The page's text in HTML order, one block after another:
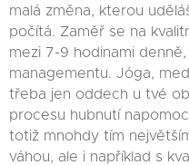
malá změna, kterou
počítá. Zaměř se na
mezi 7-9 hodinami
managementu. Jóga,
třeba jen oddech u tvé
procesu hubnutí
totiž mnohdy tím
váhou, ale i například s